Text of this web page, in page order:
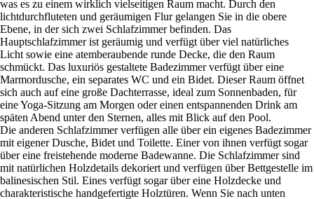
was es zu einem wirklich vielseitigen Raum macht. Durch den
lichtdurchfluteten und geräumigen Flur gelangen Sie in die obere
Ebene, in der sich zwei Schlafzimmer befinden. Das
Hauptschlafzimmer ist geräumig und verfügt über viel natürliches
Licht sowie eine atemberaubende runde Decke, die den Raum
schmückt. Das luxuriös gestaltete Badezimmer verfügt über eine
Marmordusche, ein separates WC und ein Bidet. Dieser Raum öffnet
sich auch auf eine große Dachterrasse, ideal zum Sonnenbaden, für
eine Yoga-Sitzung am Morgen oder einen entspannenden Drink am
späten Abend unter den Sternen, alles mit Blick auf den Pool.
Die anderen Schlafzimmer verfügen alle über ein eigenes Badezimmer
mit eigener Dusche, Bidet und Toilette. Einer von ihnen verfügt sogar
über eine freistehende moderne Badewanne. Die Schlafzimmer sind
mit natürlichen Holzdetails dekoriert und verfügen über Bettgestelle im
balinesischen Stil. Eines verfügt sogar über eine Holzdecke und
charakteristische handgefertigte Holztüren. Wenn Sie nach unten